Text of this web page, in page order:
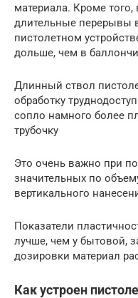
материала. Кроме
длительные перерывы
пистолетном
дольше, чем в
Длинный ствол
обработку
сопло намного более
трубочку
Это очень важно при
значительных по
вертикального
Показатели
лучше, чем у бытовой,
дозировки материал
Как устроен